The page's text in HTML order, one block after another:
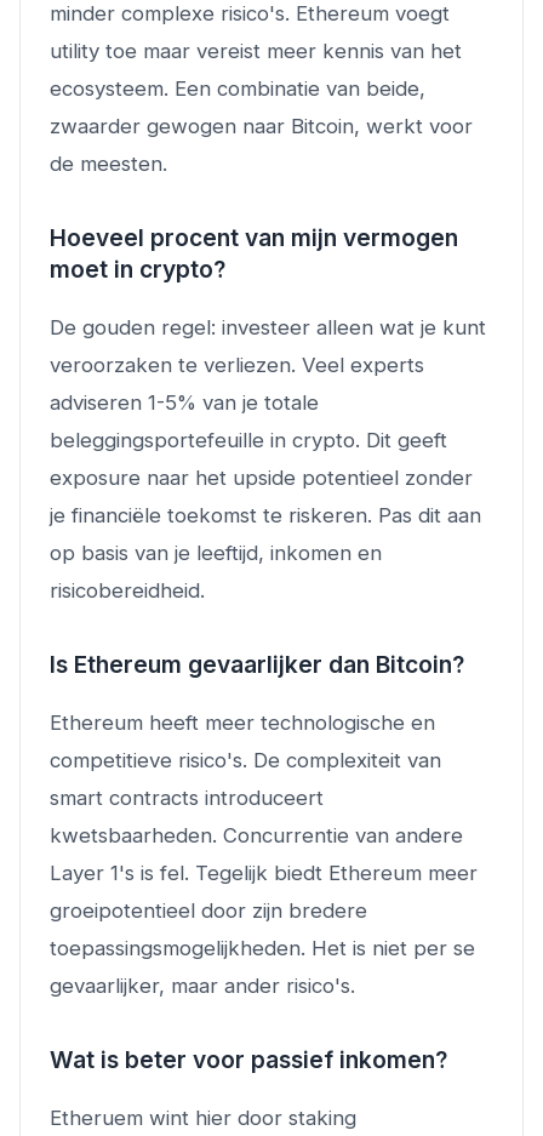
minder complexe risico's. Ethereum voegt
utility toe maar vereist meer kennis van het
ecosysteem. Een combinatie van beide,
zwaarder gewogen naar Bitcoin, werkt voor
de meesten.
Hoeveel procent van mijn vermogen
moet in crypto?
De gouden regel: investeer alleen wat je kunt
veroorzaken te verliezen. Veel experts
adviseren 1-5% van je totale
beleggingsportefeuille in crypto. Dit geeft
exposure naar het upside potentieel zonder
je financiële toekomst te riskeren. Pas dit aan
op basis van je leeftijd, inkomen en
risicobereidheid.
Is Ethereum gevaarlijker dan Bitcoin?
Ethereum heeft meer technologische en
competitieve risico's. De complexiteit van
smart contracts introduceert
kwetsbaarheden. Concurrentie van andere
Layer 1's is fel. Tegelijk biedt Ethereum meer
groeipotentieel door zijn bredere
toepassingsmogelijkheden. Het is niet per se
gevaarlijker, maar ander risico's.
Wat is beter voor passief inkomen?
Etheruem wint hier door staking